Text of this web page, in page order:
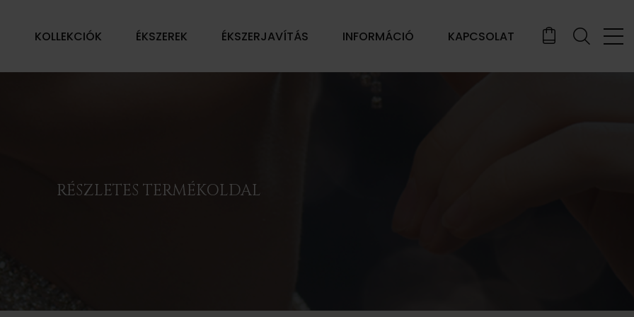
KOLLEKCIÓK ÉKSZEREK ÉKSZERJAVÍTÁS INFORMÁCIÓ KAPCSOLAT
RÉSZLETES TERMÉKOLDAL